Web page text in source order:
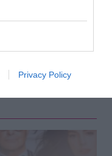
Privacy Policy